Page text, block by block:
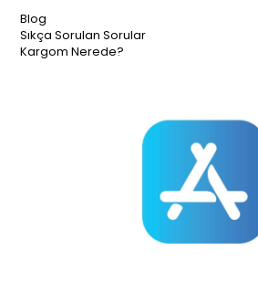
Blog
Sıkça Sorulan Sorular
Kargom Nerede?